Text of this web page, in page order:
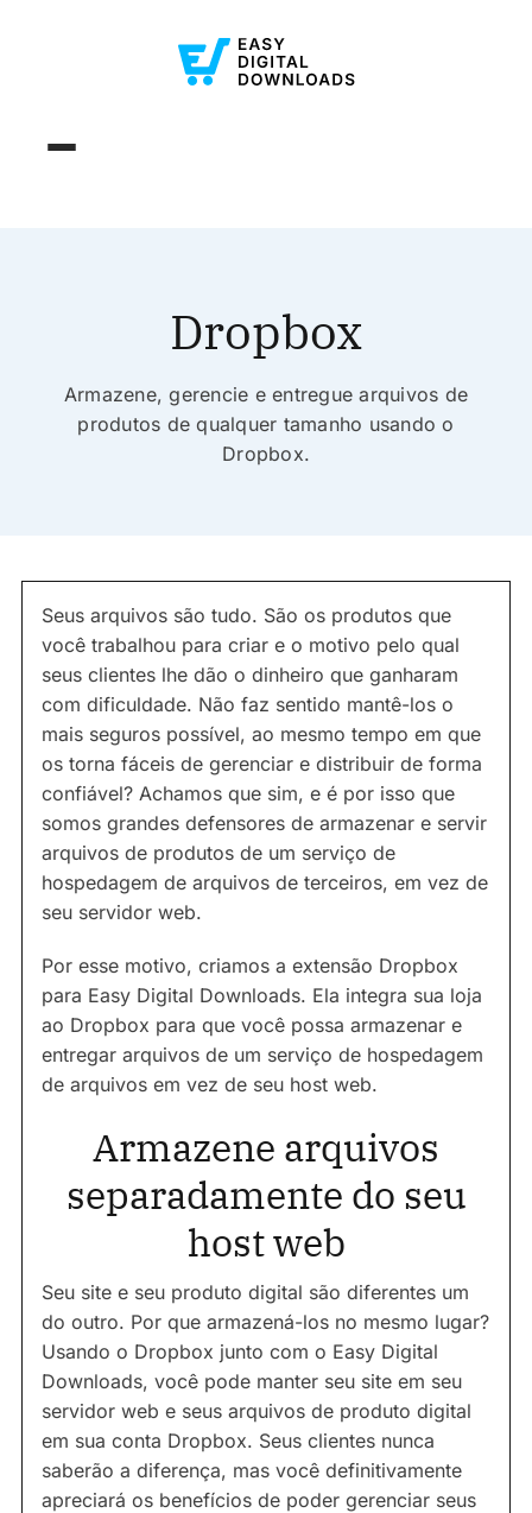
Dropbox
Armazene, gerencie e entregue arquivos de
produtos de qualquer tamanho usando o
Dropbox.
Seus arquivos são tudo. São os produtos que
você trabalhou para criar e o motivo pelo qual
seus clientes lhe dão o dinheiro que ganharam
com dificuldade. Não faz sentido mantê-los o
mais seguros possível, ao mesmo tempo em que
os torna fáceis de gerenciar e distribuir de forma
confiável? Achamos que sim, e é por isso que
somos grandes defensores de armazenar e servir
arquivos de produtos de um serviço de
hospedagem de arquivos de terceiros, em vez de
seu servidor web.
Por esse motivo, criamos a extensão Dropbox
para Easy Digital Downloads. Ela integra sua loja
ao Dropbox para que você possa armazenar e
entregar arquivos de um serviço de hospedagem
de arquivos em vez de seu host web.
Armazene arquivos
separadamente do seu
host web
Seu site e seu produto digital são diferentes um
do outro. Por que armazená-los no mesmo lugar?
Usando o Dropbox junto com o Easy Digital
Downloads, você pode manter seu site em seu
servidor web e seus arquivos de produto digital
em sua conta Dropbox. Seus clientes nunca
saberão a diferença, mas você definitivamente
apreciará os benefícios de poder gerenciar seus